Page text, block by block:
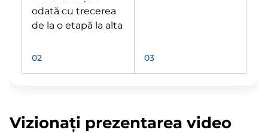
odată cu trecerea
de la o etapă la alta
02 03
Vizionați prezentarea video